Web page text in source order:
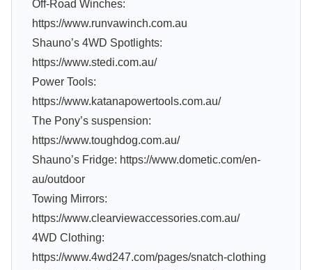
Off-Road Winches:
https://www.runvawinch.com.au
Shauno’s 4WD Spotlights:
https://www.stedi.com.au/
Power Tools:
https://www.katanapowertools.com.au/
The Pony’s suspension:
https://www.toughdog.com.au/
Shauno’s Fridge: https://www.dometic.com/en-
au/outdoor
Towing Mirrors:
https://www.clearviewaccessories.com.au/
4WD Clothing:
https://www.4wd247.com/pages/snatch-clothing